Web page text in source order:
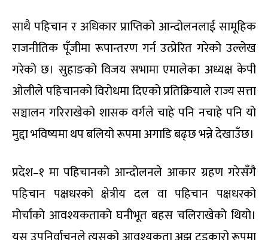
साथै पहिचान र अधिकार प्राप्तिको आन्दोलनलाई सामूहिक
राजनीतिक पूँजीमा रूपान्तरण गर्न उत्प्रेरित गरेको उल्लेख
गरेको छ। सुहाङको विजय सभामा एमालेका अध्यक्ष केपी
ओलीले पहिचानको विरोधमा दिएको प्रतिक्रियाले राज्य सत्ता
सञ्चालन गरिराखेको शासक वर्गले चाहे पनि नचाहे पनि यो
मुद्दा भविष्यमा थप बलियो रूपमा अगाडि बढ्छ भन्ने देखाउँछ।
प्रदेश–१ मा पहिचानको आन्दोलनले आकार ग्रहण गरेसँगै
पहिचान पक्षधरको क्षेत्रीय दल वा पहिचान पक्षधरको
मोर्चाको आवश्यकताको घनीभूत बहस चलिराखेको थियो।